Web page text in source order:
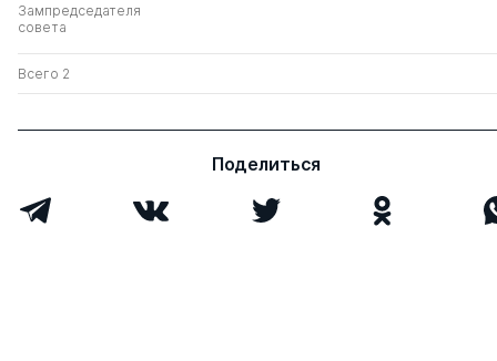
Зампредседателя
совета
Всего 2
Поделиться